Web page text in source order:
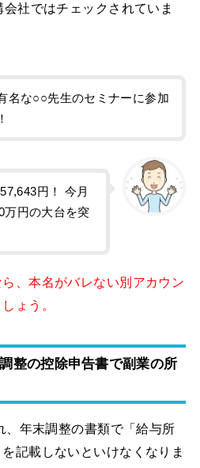
社ではチェックされていま
名な○○先生のセミナーに参加
円！ 今月
万円の大台を突
、本名がバレない別アカウン
ょう。
整の控除申告書で副業の所
、年末調整の書類で「給与所
記載しないといけなくなりま